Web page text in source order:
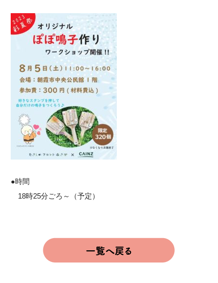
●時間
18時25分ごろ～（予定）